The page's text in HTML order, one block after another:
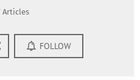
Articles
FOLLOW